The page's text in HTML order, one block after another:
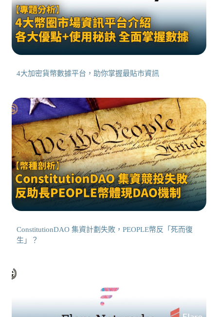
4大加密貨幣數據平台，助你掌握最貼市資訊
ConstitutionDAO 集資計劃失敗，PEOPLE幣反「死而復
生」？